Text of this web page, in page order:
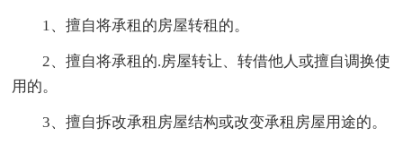
1、擅自将承租的房屋转租的。
2、擅自将承租的.房屋转让、转借他人或擅自调换使
用的。
3、擅自拆改承租房屋结构或改变承租房屋用途的。